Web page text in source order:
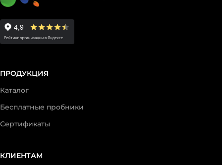
ПРОДУКЦИЯ
Каталог
Бесплатные пробники
Сертификаты
КЛИЕНТАМ